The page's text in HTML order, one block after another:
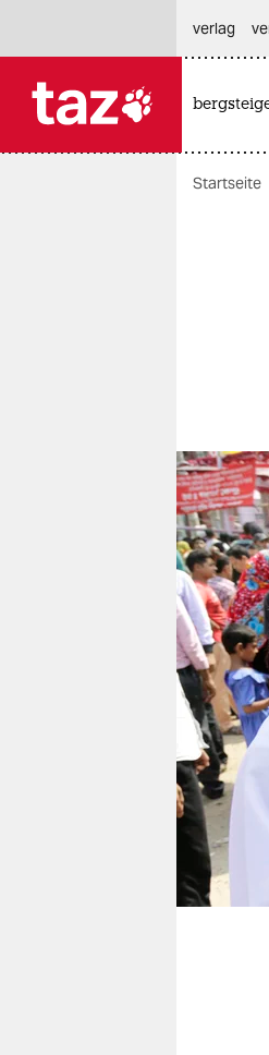
berlin
nord
verlag
verlag
shop
fragen &
abo
verlag
Startseite